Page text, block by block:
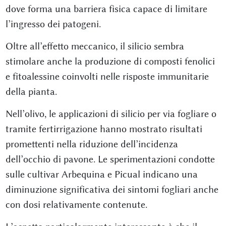
dove forma una barriera fisica capace di limitare
l’ingresso dei patogeni.
Oltre all’effetto meccanico, il silicio sembra
stimolare anche la produzione di composti fenolici
e fitoalessine coinvolti nelle risposte immunitarie
della pianta.
Nell’olivo, le applicazioni di silicio per via fogliare o
tramite fertirrigazione hanno mostrato risultati
promettenti nella riduzione dell’incidenza
dell’occhio di pavone. Le sperimentazioni condotte
sulle cultivar Arbequina e Picual indicano una
diminuzione significativa dei sintomi fogliari anche
con dosi relativamente contenute.